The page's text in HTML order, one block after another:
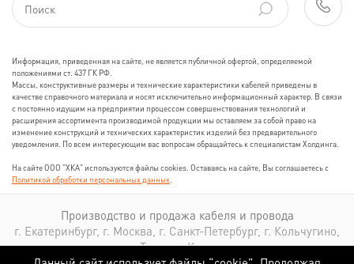
Информация, приведенная на сайте, не является публичной офертой, определяемой
положениями ст. 437 ГК РФ.
Массы, конструктивные размеры и технические характеристики кабелей приведены в
качестве справочного материала и носят исключительно информационный характер. В связи
с постоянно идущим на предприятии процессом совершенствования технологий и
расширения ассортимента производимой продукции мы оставляем за собой право на
изменение конструкций и технических характеристик изделий без предварительного
уведомления. По всем интересующим вас вопросам обращайтесь к специалистам Холдинга.
На сайте ООО "ХКА" используются файлы cookies. Оставаясь на сайте, Вы соглашаетесь с
Политикой обработки персональных данных
Производство и продажа кабеля и провода
г. Екатеринбург, г. Москва, г. Санкт-Петербург, г. Кольчугино,
г. Томск, г. Казань